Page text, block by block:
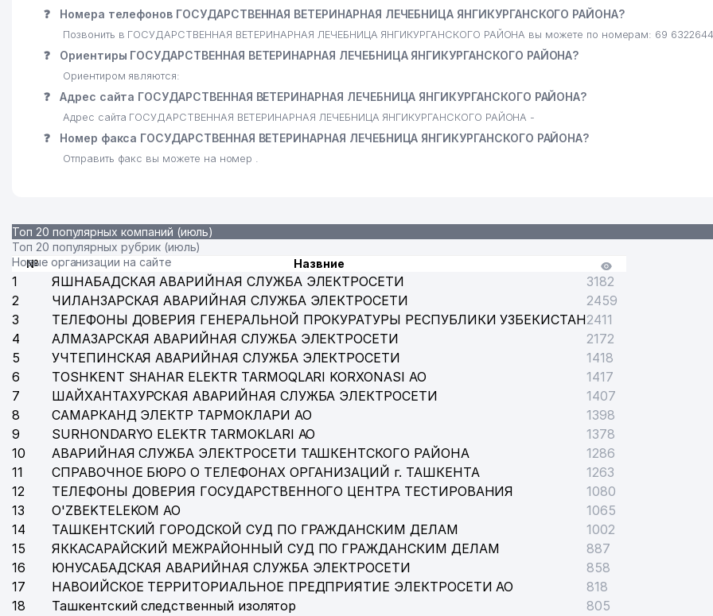
❓ Номера телефонов ГОСУДАРСТВЕННАЯ ВЕТЕРИНАРНАЯ ЛЕЧЕБНИЦА ЯНГИКУРГАНСКОГО РАЙОНА?
Позвонить в ГОСУДАРСТВЕННАЯ ВЕТЕРИНАРНАЯ ЛЕЧЕБНИЦА ЯНГИКУРГАНСКОГО РАЙОНА вы можете по номерам: 69 6322644
❓ Ориентиры ГОСУДАРСТВЕННАЯ ВЕТЕРИНАРНАЯ ЛЕЧЕБНИЦА ЯНГИКУРГАНСКОГО РАЙОНА?
Ориентиром являются:
❓ Адрес сайта ГОСУДАРСТВЕННАЯ ВЕТЕРИНАРНАЯ ЛЕЧЕБНИЦА ЯНГИКУРГАНСКОГО РАЙОНА?
Адрес сайта ГОСУДАРСТВЕННАЯ ВЕТЕРИНАРНАЯ ЛЕЧЕБНИЦА ЯНГИКУРГАНСКОГО РАЙОНА -
❓ Номер факса ГОСУДАРСТВЕННАЯ ВЕТЕРИНАРНАЯ ЛЕЧЕБНИЦА ЯНГИКУРГАНСКОГО РАЙОНА?
Отправить факс вы можете на номер .
Топ 20 популярных компаний (июль)
Топ 20 популярных рубрик (июль)
Новые организации на сайте
№ Назвние
1 ЯШНАБАДСКАЯ АВАРИЙНАЯ СЛУЖБА ЭЛЕКТРОСЕТИ
3182
2
ЧИЛАНЗАРСКАЯ АВАРИЙНАЯ СЛУЖБА ЭЛЕКТРОСЕТИ
2459
3
ТЕЛЕФОНЫ ДОВЕРИЯ ГЕНЕРАЛЬНОЙ ПРОКУРАТУРЫ РЕСПУБЛИКИ УЗБЕКИСТАН2411
4
АЛМАЗАРСКАЯ АВАРИЙНАЯ СЛУЖБА ЭЛЕКТРОСЕТИ
2172
5
УЧТЕПИНСКАЯ АВАРИЙНАЯ СЛУЖБА ЭЛЕКТРОСЕТИ
1418
6
TOSHKENT SHAHAR ELEKTR TARMOQLARI KORXONASI АО
1417
7
ШАЙХАНТАХУРСКАЯ АВАРИЙНАЯ СЛУЖБА ЭЛЕКТРОСЕТИ
1407
8
САМАРКАНД ЭЛЕКТР ТАРМОКЛАРИ АО
1398
9
SURHONDARYO ELEKTR TARMOKLARI АО
1378
10
АВАРИЙНАЯ СЛУЖБА ЭЛЕКТРОСЕТИ ТАШКЕНТСКОГО РАЙОНА
1286
11
СПРАВОЧНОЕ БЮРО О ТЕЛЕФОНАХ ОРГАНИЗАЦИЙ г. ТАШКЕНТА
1263
12
ТЕЛЕФОНЫ ДОВЕРИЯ ГОСУДАРСТВЕННОГО ЦЕНТРА ТЕСТИРОВАНИЯ
1080
13
O'ZBEKTELEKOM АО
1065
14
ТАШКЕНТСКИЙ ГОРОДСКОЙ СУД ПО ГРАЖДАНСКИМ ДЕЛАМ
1002
15
ЯККАСАРАЙСКИЙ МЕЖРАЙОННЫЙ СУД ПО ГРАЖДАНСКИМ ДЕЛАМ
887
16
ЮНУСАБАДСКАЯ АВАРИЙНАЯ СЛУЖБА ЭЛЕКТРОСЕТИ
858
17
НАВОИЙСКОЕ ТЕРРИТОРИАЛЬНОЕ ПРЕДПРИЯТИЕ ЭЛЕКТРОСЕТИ АО
818
18
Ташкентский следственный изолятор
805